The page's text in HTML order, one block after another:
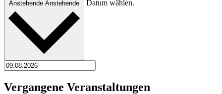
Anstehende Anstehende Datum wählen.
Vergangene Veranstaltungen